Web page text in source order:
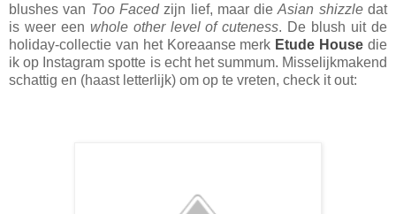
blushes van Too Facedzijn lief, maar dieAsian shizzledat
is weer een whole other level of cuteness. De blush uit de
holiday-collectie van het Koreaanse merk Etude House die
ik op Instagram spotte is echt het summum. Misselijkmakend
schattig en (haast letterlijk) om op te vreten, check it out: